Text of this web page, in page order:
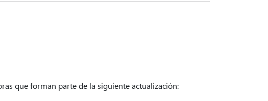
que forman parte de la siguiente actualización: